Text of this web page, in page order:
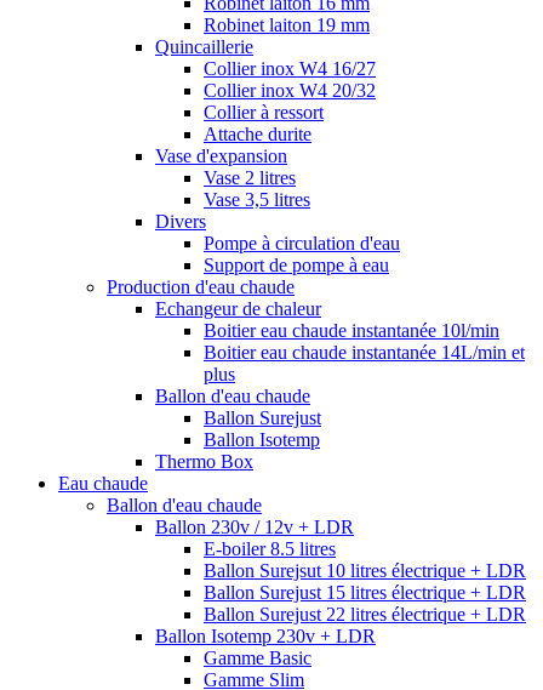
Robinet laiton 19 mm
Quincaillerie
Collier inox W4 16/27
Collier inox W4 20/32
Collier à ressort
Attache durite
Vase d'expansion
Vase 2 litres
Vase 3,5 litres
Divers
Pompe à circulation d'eau
Support de pompe à eau
Production d'eau chaude
Echangeur de chaleur
Boitier eau chaude instantanée 10l/min
Boitier eau chaude instantanée 14L/min et
plus
Ballon d'eau chaude
Ballon Surejust
Ballon Isotemp
Thermo Box
Eau chaude
Ballon d'eau chaude
Ballon 230v / 12v + LDR
E-boiler 8.5 litres
Ballon Surejsut 10 litres électrique + LDR
Ballon Surejust 15 litres électrique + LDR
Ballon Surejust 22 litres électrique + LDR
Ballon Isotemp 230v + LDR
Gamme Basic
Gamme Slim